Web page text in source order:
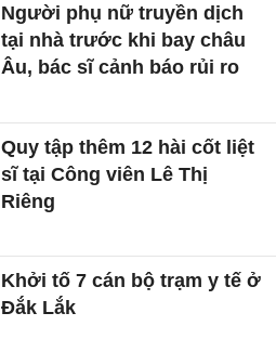
Người phụ nữ truyền dịch
tại nhà trước khi bay châu
Âu, bác sĩ cảnh báo rủi ro
Quy tập thêm 12 hài cốt liệt
sĩ tại Công viên Lê Thị
Riêng
Khởi tố 7 cán bộ trạm y tế ở
Đắk Lắk